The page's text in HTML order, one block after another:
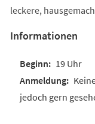
leckere,
Informationen
19 Uhr
jedoch gern